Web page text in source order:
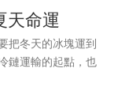
天命運
把冬天的冰塊運到
鏈運輸的起點，也